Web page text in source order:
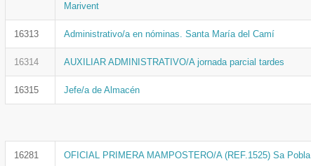
Marivent
16313 Administrativo/a en nóminas. Santa María del Camí
16314 AUXILIAR ADMINISTRATIVO/A jornada parcial tardes
16315 Jefe/a de Almacén
16281 OFICIAL PRIMERA MAMPOSTERO/A (REF.1525) Sa Pobla